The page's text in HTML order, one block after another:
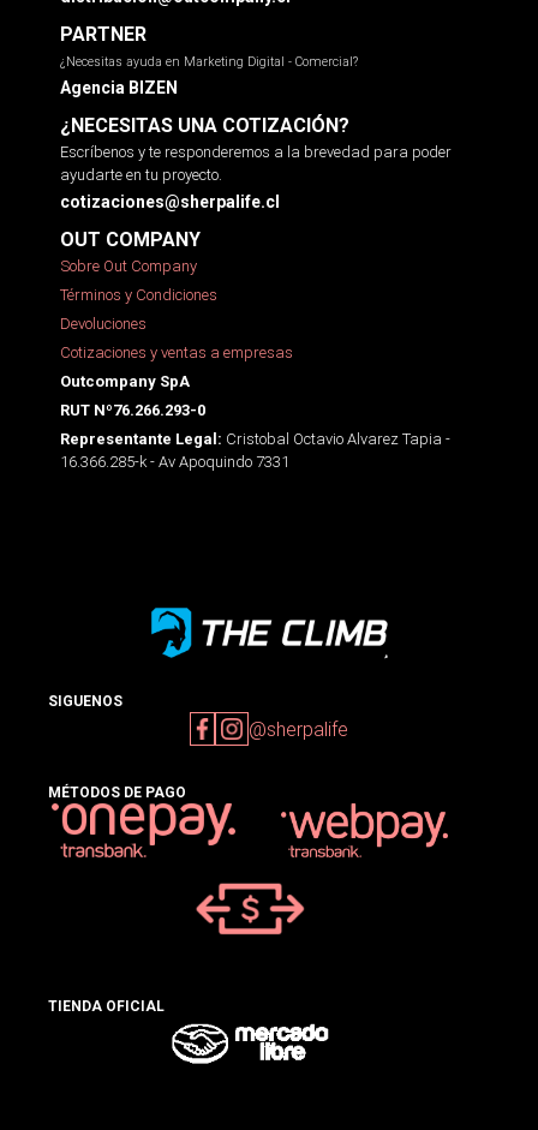
PARTNER
¿Necesitas ayuda en Marketing Digital - Comercial?
Agencia BIZEN
¿NECESITAS UNA COTIZACIÓN?
Escríbenos y te responderemos a la brevedad para poder
ayudarte en tu proyecto.
cotizaciones@sherpalife.cl
OUT COMPANY
Sobre Out Company
Términos y Condiciones
Devoluciones
Cotizaciones y ventas a empresas
Outcompany SpA
RUT Nº76.266.293-0
Representante Legal: Cristobal Octavio Alvarez Tapia -
16.366.285-k - Av Apoquindo 7331
SIGUENOS
@sherpalife
MÉTODOS DE PAGO
TIENDA OFICIAL